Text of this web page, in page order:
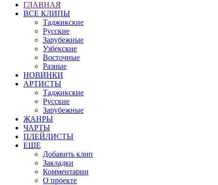
ГЛАВНАЯ
ВСЕ КЛИПЫ
Таджикские
Русские
Зарубежные
Узбекские
Восточные
Разные
НОВИНКИ
АРТИСТЫ
Таджикские
Русские
Зарубежные
ЖАНРЫ
ЧАРТЫ
ПЛЕЙЛИСТЫ
ЕЩЕ
Добавить клип
Закладки
Комментарии
О проекте